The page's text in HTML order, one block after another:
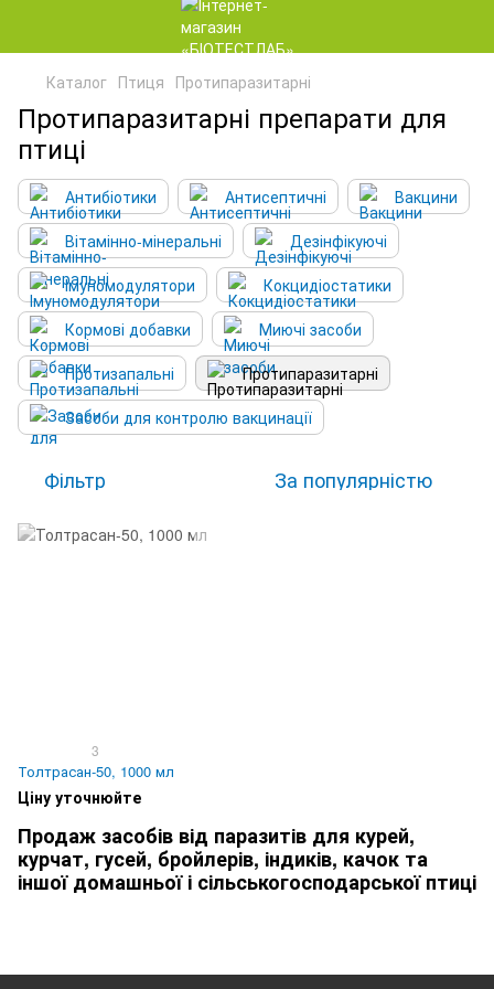
Каталог Птиця Протипаразитарні
Протипаразитарні препарати для
птиці
Антибіотики Антисептичні
Вакцини
Вітамінно-мінеральні
Дезінфікуючі
Імуномодулятори
Кокцидіостатики
Кормові добавки
Миючі засоби
Протизапальні
Протипаразитарні
Засоби для контролю вакцинації
Фільтр За популярністю
3
Толтрасан-50, 1000 мл
Ціну уточнюйте
Продаж засобів від паразитів для курей,
курчат, гусей, бройлерів, індиків, качок та
іншої домашньої і сільськогосподарської птиці